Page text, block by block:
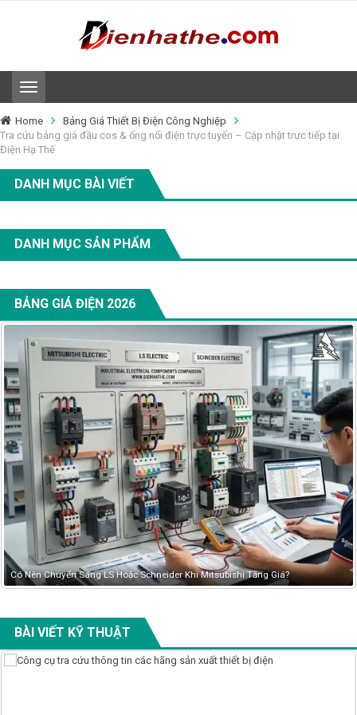
T
o
g
g
l
a
v
g
a
t
o
n
Home
Bảng Giá Thiết Bị Điện Công Nghiệp
Tra cứu bảng giá đầu cos & ống nối điện trực tuyến – Cập nhật trực tiếp tại
Điện Hạ Thế
DANH MỤC BÀI VIẾT
DANH MỤC SẢN PHẨM
BẢNG GIÁ ĐIỆN 2026
Bảng giá đầu Cos mới nhất tháng 05/2026-Tải Bảng giá Đầu Cos Mới Nhất
BÀI VIẾT KỸ THUẬT